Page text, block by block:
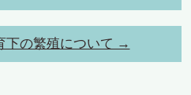
下の繁殖について →